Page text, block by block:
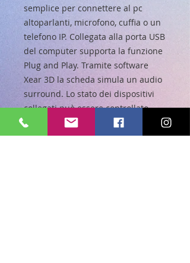
semplice per connettere al pc
altoparlanti, microfono, cuffia o un
telefono IP. Collegata alla porta USB
del computer supporta la funzione
Plug and Play. Tramite software
Xear 3D la scheda simula un audio
surround. Lo stato dei dispositivi
collegati può essere controllato
tramite led. Specifiche Tecniche:
Audio Adattatore per porta USB,